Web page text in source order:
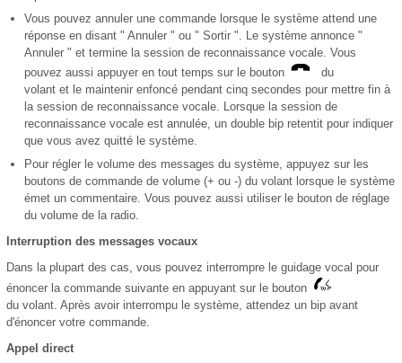
Vous pouvez annuler une commande lorsque le système attend une
réponse en disant " Annuler " ou " Sortir ". Le système annonce "
Annuler " et termine la session de reconnaissance vocale. Vous
pouvez aussi appuyer en tout temps sur le bouton
du
volant et le maintenir enfoncé pendant cinq secondes pour mettre fin à
la session de reconnaissance vocale. Lorsque la session de
reconnaissance vocale est annulée, un double bip retentit pour indiquer
que vous avez quitté le système.
Pour régler le volume des messages du système, appuyez sur les
boutons de commande de volume (+ ou -) du volant lorsque le système
émet un commentaire. Vous pouvez aussi utiliser le bouton de réglage
du volume de la radio.
Interruption des messages vocaux
Dans la plupart des cas, vous pouvez interrompre le guidage vocal pour
énoncer la commande suivante en appuyant sur le bouton
du volant. Après avoir interrompu le système, attendez un bip avant
d'énoncer votre commande.
Appel direct